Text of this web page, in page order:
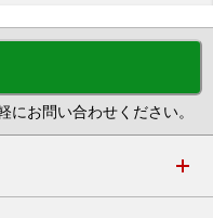
お問い合わせください。